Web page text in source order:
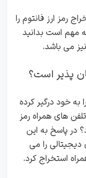
رمز ارز فانتوم را
مهم است بدانید
نیز می باشد.
پذیر است؟
به خود درگیر کرده
های همراه رمز
در پاسخ به این
را می
استخراج کرد.